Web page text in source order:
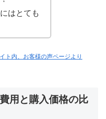
はとても
ト内、お客様の声ページより
用と購入価格の比